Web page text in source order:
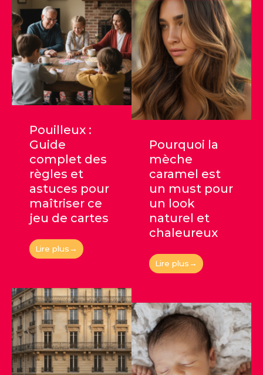
Pouilleux :
Guide
complet des
règles et
astuces pour
maîtriser ce
jeu de cartes
Lire plus→
Pourquoi la
mèche
caramel est
un must pour
un look
naturel et
chaleureux
Lire plus→